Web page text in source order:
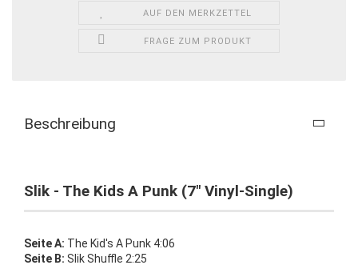
AUF DEN MERKZETTEL
FRAGE ZUM PRODUKT
Beschreibung
Slik - The Kids A Punk (7" Vinyl-Single)
Seite A: The Kid's A Punk 4:06
Seite B: Slik Shuffle 2:25